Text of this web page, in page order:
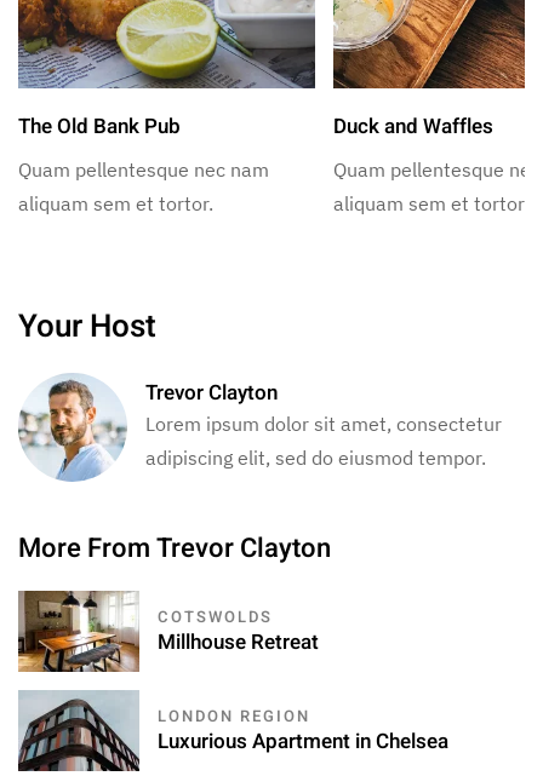
The Old Bank Pub
Quam pellentesque nec nam
aliquam sem et tortor.
Duck and Waffles
Quam pellentesque
aliquam sem et tortor.
Your Host
Trevor Clayton
Lorem ipsum dolor sit amet, consectetur
adipiscing elit, sed do eiusmod tempor.
More From Trevor Clayton
COTSWOLDS
Millhouse Retreat
LONDON REGION
Luxurious Apartment in Chelsea